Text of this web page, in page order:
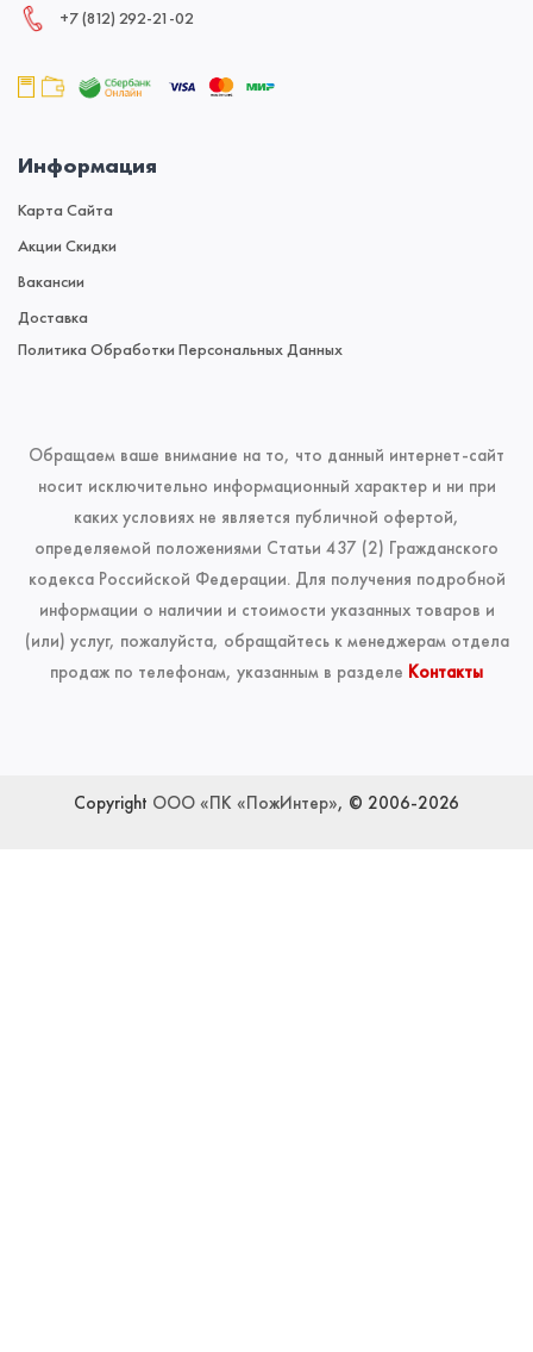
+7 (812) 292‑21‑02
Информация
Карта Сайта
Акции Скидки
Вакансии
Доставка
Политика Обработки Персональных Данных
Обращаем ваше внимание на то, что данный интернет-сайт
носит исключительно информационный характер и ни при
каких условиях не является публичной офертой,
определяемой положениями Статьи 437 (2) Гражданского
кодекса Российской Федерации. Для получения подробной
информации о наличии и стоимости указанных товаров и
(или) услуг, пожалуйста, обращайтесь к менеджерам отдела
продаж по телефонам, указанным в разделе Контакты
Copyright ООО «ПК «ПожИнтер», © 2006-2026